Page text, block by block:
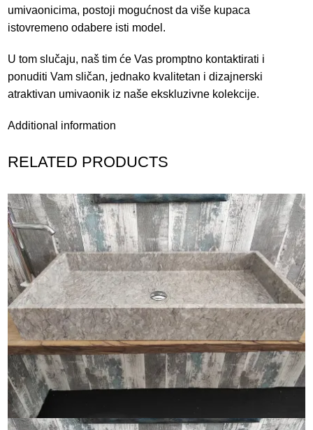
umivaonicima, postoji mogućnost da više kupaca
istovremeno odabere isti model.
U tom slučaju, naš tim će Vas promptno kontaktirati i
ponuditi Vam sličan, jednako kvalitetan i dizajnerski
atraktivan umivaonik iz naše ekskluzivne kolekcije.
Additional information
RELATED PRODUCTS